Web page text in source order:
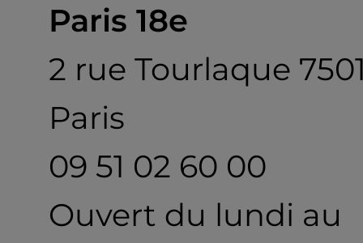
Paris 18e
2 rue Tourlaque
Paris
09 51 02 60 00
Ouvert du lundi au